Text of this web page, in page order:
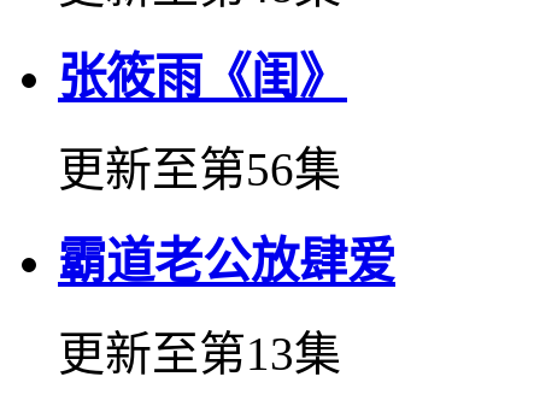
张筱雨《闺》
更新至第56集
霸道老公放肆爱
更新至第13集